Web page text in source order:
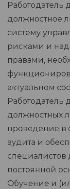
Работодатель
должностное
систему
рисками и
правами,
актуальном
Работодатель
должностных
проведение в
аудита и
специалистов
постоянной
Обучение и